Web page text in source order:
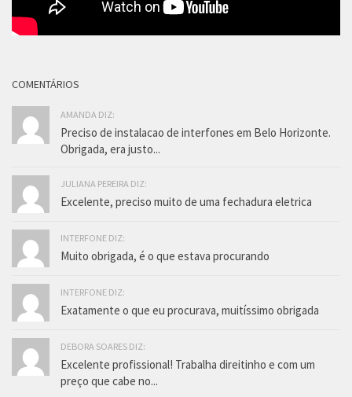
COMENTÁRIOS
AMANDA DIZ:
Preciso de instalacao de interfones em Belo Horizonte.
Obrigada, era justo...
JULIANA PEREIRA DIZ:
Excelente, preciso muito de uma fechadura eletrica
INTERFONE DIZ:
Muito obrigada, é o que estava procurando
INTERFONE DIZ:
Exatamente o que eu procurava, muitíssimo obrigada
DEBORA SOARES DIZ:
Excelente profissional! Trabalha direitinho e com um
preço que cabe no...